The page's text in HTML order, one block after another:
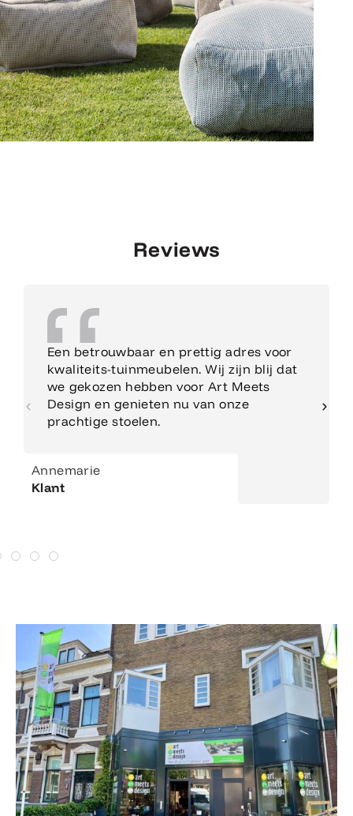
Reviews
Een betrouwbaar en prettig adres voor
kwaliteits-tuinmeubelen. Wij zijn blij dat
we gekozen hebben voor Art Meets
Design en genieten nu van onze
prachtige stoelen.
Klant